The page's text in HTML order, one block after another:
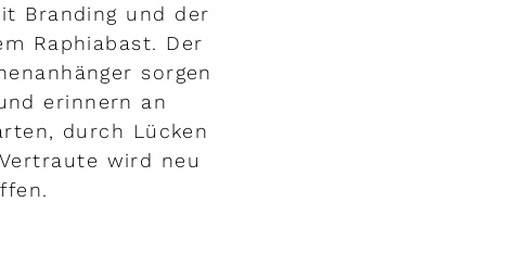
Branding und der
Raphiabast. Der
sorgen
erinnern an
durch Lücken
wird neu